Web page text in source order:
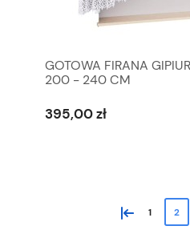
GOTOWA FIRANA
200 - 240 CM
395,00 zł
« 1 2